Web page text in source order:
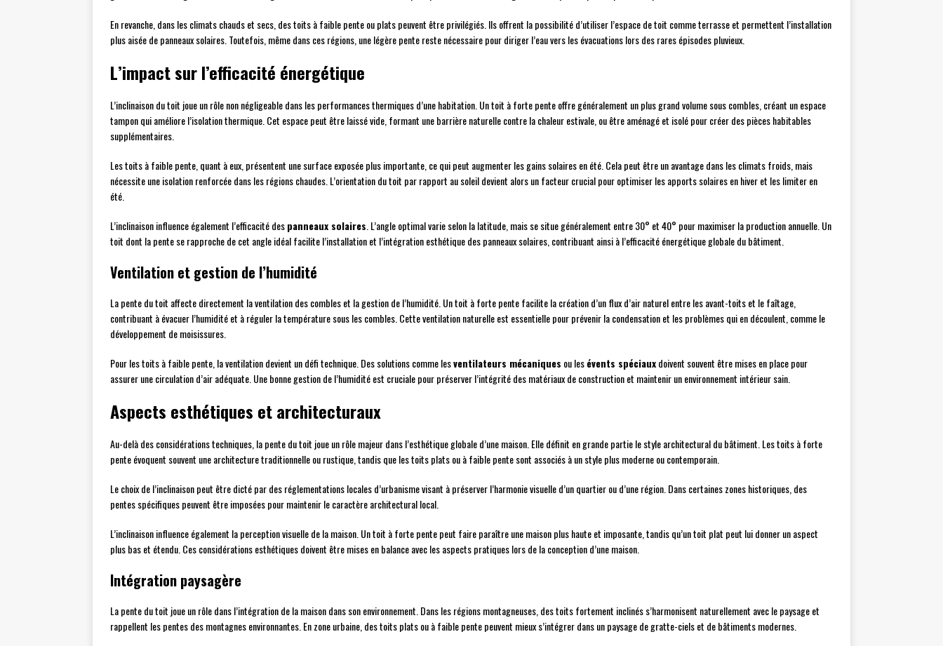
En revanche, dans les climats chauds et secs, des toits à faible pente ou plats peuvent être privilégiés. Ils offrent la possibilité d’utiliser l’espace de toit comme terrasse et permettent l’installation
plus aisée de panneaux solaires. Toutefois, même dans ces régions, une légère pente reste nécessaire pour diriger l’eau vers les évacuations lors des rares épisodes pluvieux.
L’impact sur l’efficacité énergétique
L’inclinaison du toit joue un rôle non négligeable dans les performances thermiques d’une habitation. Un toit à forte pente offre généralement un plus grand volume sous combles, créant un espace
tampon qui améliore l’isolation thermique. Cet espace peut être laissé vide, formant une barrière naturelle contre la chaleur estivale, ou être aménagé et isolé pour créer des pièces habitables
supplémentaires.
Les toits à faible pente, quant à eux, présentent une surface exposée plus importante, ce qui peut augmenter les gains solaires en été. Cela peut être un avantage dans les climats froids, mais
nécessite une isolation renforcée dans les régions chaudes. L’orientation du toit par rapport au soleil devient alors un facteur crucial pour optimiser les apports solaires en hiver et les limiter en
été.
L’inclinaison influence également l’efficacité despanneaux solaires . L’angle optimal varie selon la latitude, mais se situe généralement entre 30° et 40° pour maximiser la production annuelle. Un
toit dont la pente se rapproche de cet angle idéal facilite l’installation et l’intégration esthétique des panneaux solaires, contribuant ainsi à l’efficacité énergétique globale du bâtiment.
Ventilation et gestion de l’humidité
La pente du toit affecte directement la ventilation des combles et la gestion de l’humidité. Un toit à forte pente facilite la création d’un flux d’air naturel entre les avant-toits et le faîtage,
contribuant à évacuer l’humidité et à réguler la température sous les combles. Cette ventilation naturelle est essentielle pour prévenir la condensation et les problèmes qui en découlent, comme le
développement de moisissures.
Pour les toits à faible pente, la ventilation devient un défi technique. Des solutions comme lesventilateurs mécaniques ou lesévents spéciauxdoivent souvent être mises en place pour
assurer une circulation d’air adéquate. Une bonne gestion de l’humidité est cruciale pour préserver l’intégrité des matériaux de construction et maintenir un environnement intérieur sain.
Aspects esthétiques et architecturaux
Au-delà des considérations techniques, la pente du toit joue un rôle majeur dans l’esthétique globale d’une maison. Elle définit en grande partie le style architectural du bâtiment. Les toits à forte
pente évoquent souvent une architecture traditionnelle ou rustique, tandis que les toits plats ou à faible pente sont associés à un style plus moderne ou contemporain.
Le choix de l’inclinaison peut être dicté par des réglementations locales d’urbanisme visant à préserver l’harmonie visuelle d’un quartier ou d’une région. Dans certaines zones historiques, des
pentes spécifiques peuvent être imposées pour maintenir le caractère architectural local.
L’inclinaison influence également la perception visuelle de la maison. Un toit à forte pente peut faire paraître une maison plus haute et imposante, tandis qu’un toit plat peut lui donner un aspect
plus bas et étendu. Ces considérations esthétiques doivent être mises en balance avec les aspects pratiques lors de la conception d’une maison.
Intégration paysagère
La pente du toit joue un rôle dans l’intégration de la maison dans son environnement. Dans les régions montagneuses, des toits fortement inclinés s’harmonisent naturellement avec le paysage et
rappellent les pentes des montagnes environnantes. En zone urbaine, des toits plats ou à faible pente peuvent mieux s’intégrer dans un paysage de gratte-ciels et de bâtiments modernes.